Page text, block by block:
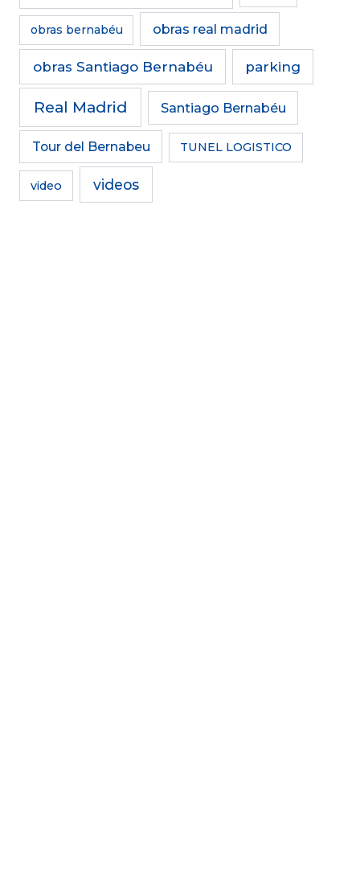
obras bernabéu obras real madrid
obras Santiago Bernabéu parking
Real Madrid Santiago Bernabéu
Tour del Bernabeu TUNEL LOGISTICO
video videos